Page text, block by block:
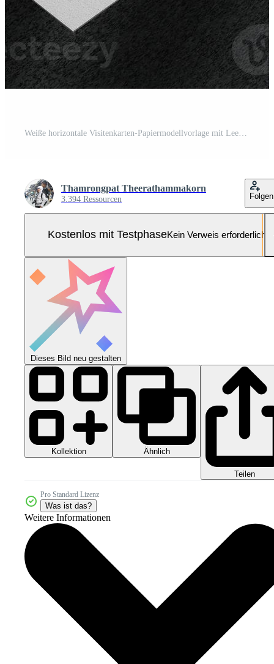
Thamrongpat Theerathammakorn
3.394 Ressourcen Folgen
Kostenlos mit TestphaseKein Verweis erforderlich
Dieses Bild neu gestalten
Kollektion Ähnlich
Teilen
Pro Standard Lizenz
Was ist das?
Weitere Informationen